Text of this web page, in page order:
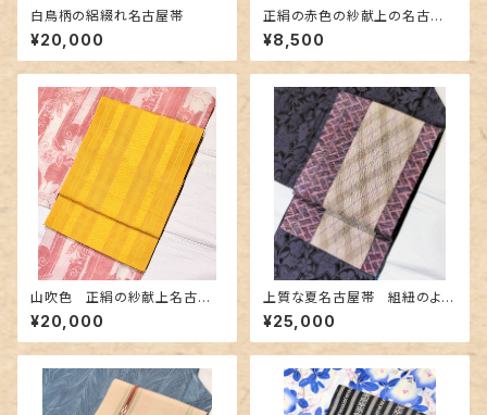
白鳥柄の絽綴れ名古屋帯
¥20,000
正絹の赤色の紗献上の名古屋
帯
¥8,500
山吹色 正絹の紗献上名古屋
帯
¥20,000
上質な夏名古屋帯 組紐のよう
な織&レース編み
¥25,000